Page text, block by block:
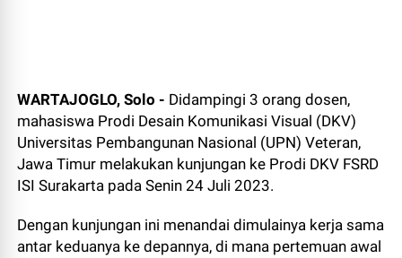
WARTAJOGLO, Solo - Didampingi 3 orang dosen,
mahasiswa Prodi Desain Komunikasi Visual (DKV)
Universitas Pembangunan Nasional (UPN) Veteran,
Jawa Timur melakukan kunjungan ke Prodi DKV FSRD
ISI Surakarta pada Senin 24 Juli 2023.
Dengan kunjungan ini menandai dimulainya kerja sama
antar keduanya ke depannya, di mana pertemuan awal